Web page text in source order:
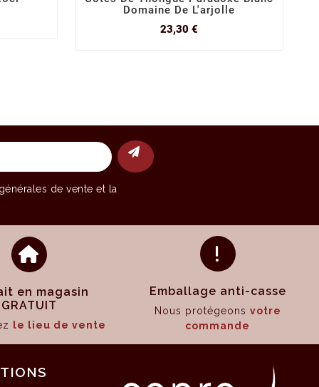
Domaine De L'arjolle
23,30 €
de vente et la
en magasin
GRATUIT
le lieu de vente
Emballage anti-casse
Nous protégeons votre
commande